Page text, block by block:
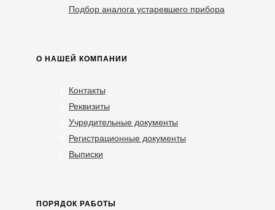
Подбор аналога устаревшего прибора
О НАШЕЙ КОМПАНИИ
Контакты
Реквизиты
Учредительные документы
Регистрационные документы
Выписки
ПОРЯДОК РАБОТЫ